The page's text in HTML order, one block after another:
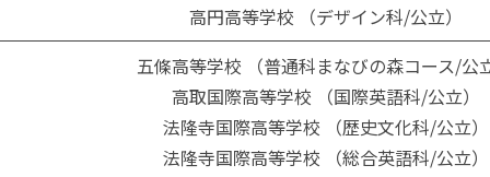
高円高等学校 （デザイン科/公立）
五條高等学校 （普通科まなびの森コース/公
高取国際高等学校 （国際英語科/公立）
法隆寺国際高等学校 （歴史文化科/公立）
法隆寺国際高等学校 （総合英語科/公立）